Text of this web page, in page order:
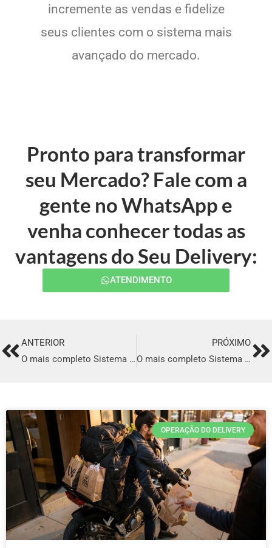
incremente as vendas e fidelize
seus clientes com o sistema mais
avançado do mercado.
Pronto para transformar
seu Mercado? Fale com a
gente no WhatsApp e
venha conhecer todas as
vantagens do Seu Delivery:
ATENDIMENTO
PrevANTERIOR
O mais completo Sistema para Delivery em Vila Velha
PRÓXIMO
O mais completo Sistema para Delivery em São José do Rio Preto
OPERAÇÃO DO DELIVERY